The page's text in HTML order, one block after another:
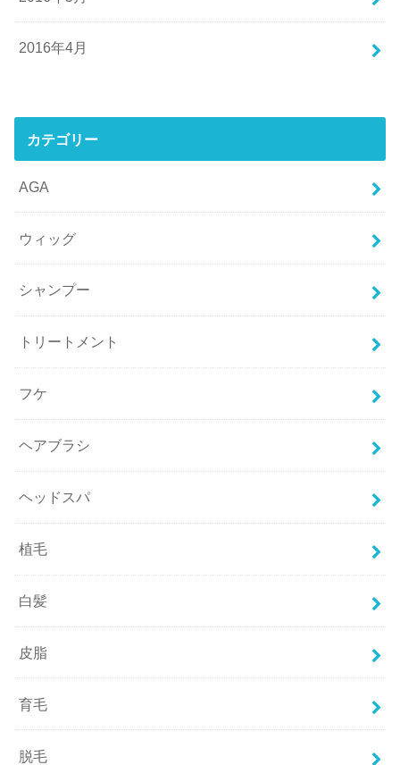
2016年4月
カテゴリー
AGA
ウィッグ
シャンプー
トリートメント
フケ
ヘアブラシ
ヘッドスパ
植毛
白髪
皮脂
育毛
脱毛